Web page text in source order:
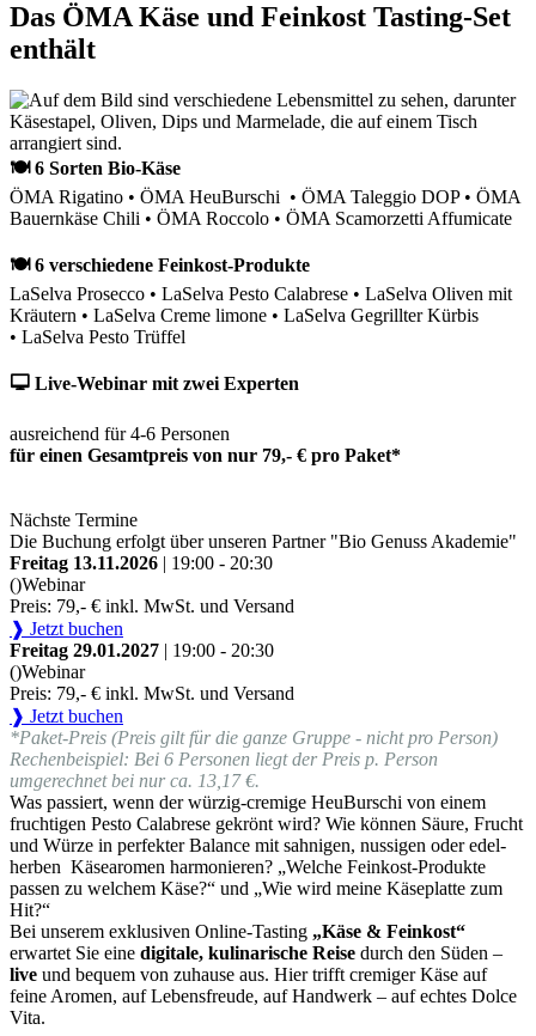
Das ÖMA Käse und Feinkost Tasting-Set
enthält
🍽 6 Sorten Bio-Käse
ÖMA Rigatino • ÖMA HeuBurschi • ÖMA Taleggio DOP • ÖMA
Bauernkäse Chili • ÖMA Roccolo • ÖMA Scamorzetti Affumicate
🍽 6 verschiedene Feinkost-Produkte
LaSelva Prosecco • LaSelva Pesto Calabrese • LaSelva Oliven mit
Kräutern • LaSelva Creme limone • LaSelva Gegrillter Kürbis
• LaSelva Pesto Trüffel
🖵 Live-Webinar mit zwei Experten
ausreichend für 4-6 Personen
für einen Gesamtpreis von nur 79,- € pro Paket*
Nächste Termine
Die Buchung erfolgt über unseren Partner "Bio Genuss Akademie"
Freitag 13.11.2026 | 19:00 - 20:30
()Webinar
Preis: 79,- € inkl. MwSt. und Versand
❱ Jetzt buchen
Freitag 29.01.2027 | 19:00 - 20:30
()Webinar
Preis: 79,- € inkl. MwSt. und Versand
❱ Jetzt buchen
*Paket-Preis (Preis gilt für die ganze Gruppe - nicht pro Person)
Rechenbeispiel: Bei 6 Personen liegt der Preis p. Person
umgerechnet bei nur ca. 13,17 €.
Was passiert, wenn der würzig-cremige HeuBurschi von einem
fruchtigen Pesto Calabrese gekrönt wird? Wie können Säure, Frucht
und Würze in perfekter Balance mit sahnigen, nussigen oder edel-
herben Käsearomen harmonieren? „Welche Feinkost-Produkte
passen zu welchem Käse?“ und „Wie wird meine Käseplatte zum
Hit?“
Bei unserem exklusiven Online-Tasting „Käse & Feinkost“
erwartet Sie eine digitale, kulinarische Reise durch den Süden –
live und bequem von zuhause aus. Hier trifft cremiger Käse auf
feine Aromen, auf Lebensfreude, auf Handwerk – auf echtes Dolce
Vita.